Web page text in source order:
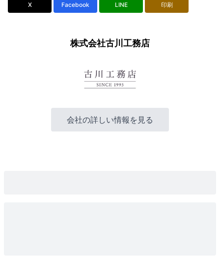
X Facebook LINE 印刷
株式会社古川工務店
会社の詳しい情報を見る